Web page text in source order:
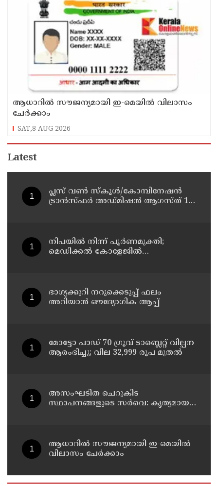
ആധാറിൽ സൗജന്യമായി ഇ-മെയിൽ വിലാസം
ചേർക്കാം
SAT,8 AUG 2026
Latest
പ്ലസ് വൺ സ്‌കൂൾ/കോമ്പിനേഷൻ
ട്രാൻസ്ഫർ അഡ്മിഷൻ ആഗസ്ത് 10,
നിപയിൽ നിന്ന് പൂർണമുക്തി;
മെഡിക്കൽ കോളേജിൽ
ഭാഗ്യക്കുറി നറുക്കെടുപ്പ് ഫലം
അറിയാൻ ഔദ്യോഗിക ആപ്പ്
മോട്ടോ പാഡ് 70 ഗ്രൂവ് ടാബ്ലെറ്റ് വില്പന
ആരംഭിച്ചു; വില 32,999 രൂപ മുതൽ
അസംഘടിത ചെറുകിട
സ്ഥാപനങ്ങളുടെ സർവെ: കൃത്യമായ
ആധാറിൽ സൗജന്യമായി ഇ-മെയിൽ
വിലാസം ചേർക്കാം